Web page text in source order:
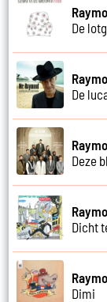
De
De
Deze
Dicht
Dimi